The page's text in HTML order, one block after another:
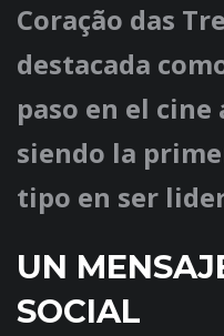
Coração das
destacada
paso en el
siendo la
tipo en ser
UN
SOCIAL